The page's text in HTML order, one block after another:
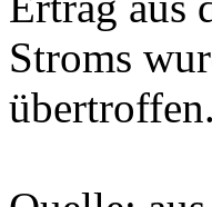
Stroms
übertroffen.